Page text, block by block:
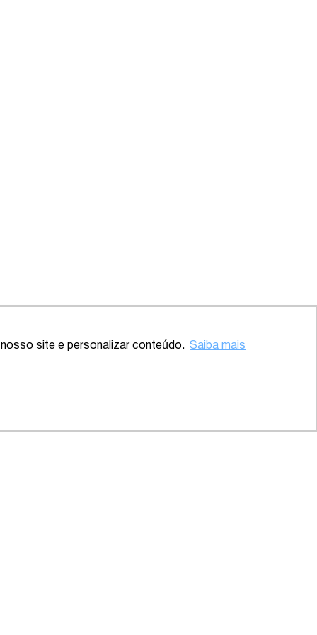
site e personalizar conteúdo. Saiba mais